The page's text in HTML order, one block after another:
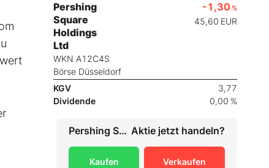
Pershing
Square
Holdings
Ltd
WKN A12C4S
Börse Düsseldorf
-1,30 %
45,60 EUR
KGV
3,77
Dividende
0,00 %
Pershing Square Holdings Ltd Aktie jetzt handeln?
Kaufen Verkaufen